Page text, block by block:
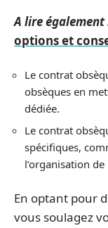
A lire également
options et
Le contrat
obsèques en
dédiée.
Le contrat
spécifiques,
l’organisation
En optant pour
vous soulagez